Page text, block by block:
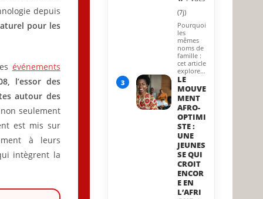
depuis
pour les
événements
l’essor des
autour des
seulement
est mis sur
à leurs
intègrent la
(7j)
Pourquoi
les
mêmes
noms de
famille :
cet article
explore…
3
LE
MOUVE
MENT
AFRO-
OPTIMI
STE :
UNE
JEUNES
SE QUI
CROIT
ENCOR
E EN
L’AFRI